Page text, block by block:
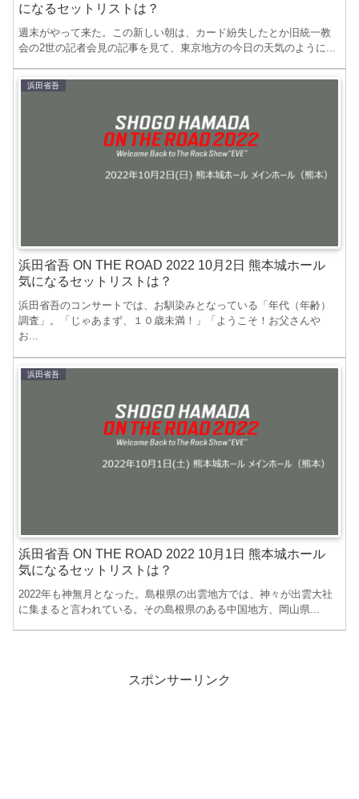
になるセットリストは？
週末がやって来た。この新しい朝は、カード紛失したとか旧統一教
会の2世の記者会見の記事を見て、東京地方の今日の天気のように...
浜田省吾
浜田省吾 ON THE ROAD 2022 10月2日 熊本城ホール
気になるセットリストは？
浜田省吾のコンサートでは、お馴染みとなっている「年代（年齢）
調査」。「じゃあまず、１０歳未満！」「ようこそ！お父さんや
お...
浜田省吾
浜田省吾 ON THE ROAD 2022 10月1日 熊本城ホール
気になるセットリストは？
2022年も神無月となった。島根県の出雲地方では、神々が出雲大社
に集まると言われている。その島根県のある中国地方、岡山県...
スポンサーリンク